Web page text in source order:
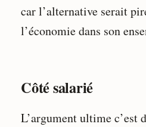
car l’alternative serait
l’économie dans son
Côté salarié
L’argument ultime c’est